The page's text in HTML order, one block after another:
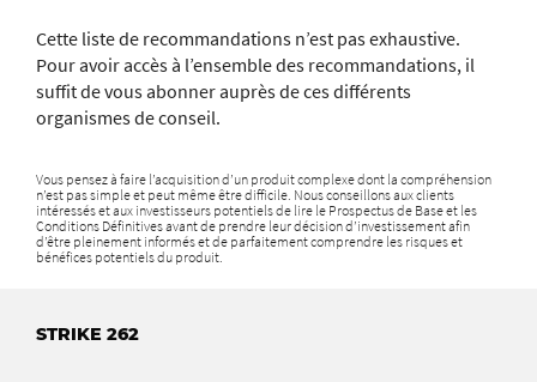
Cette liste de recommandations n’est pas exhaustive.
Pour avoir accès à l’ensemble des recommandations, il
suffit de vous abonner auprès de ces différents
organismes de conseil.
Vous pensez à faire l’acquisition d’un produit complexe dont la compréhension
n’est pas simple et peut même être difficile. Nous conseillons aux clients
intéressés et aux investisseurs potentiels de lire le Prospectus de Base et les
Conditions Définitives avant de prendre leur décision d’investissement afin
d’être pleinement informés et de parfaitement comprendre les risques et
bénéfices potentiels du produit.
STRIKE 262